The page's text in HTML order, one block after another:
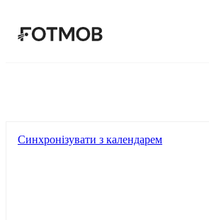
Синхронізувати з календарем